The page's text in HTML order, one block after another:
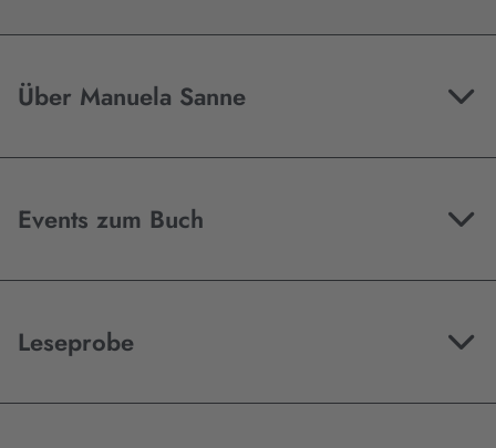
Über Manuela Sanne
Events zum Buch
Leseprobe